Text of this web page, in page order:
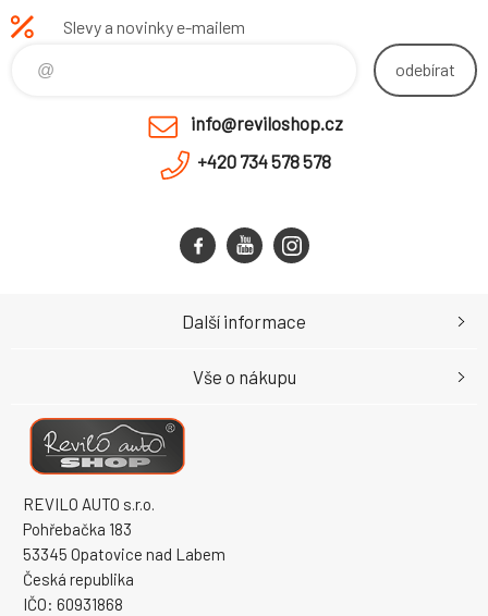
Slevy a novinky e-mailem
odebírat
info@reviloshop.cz
+420 734 578 578
REVILO AUTO s.r.o.
Pohřebačka 183
53345 Opatovice nad Labem
Česká republika
IČO: 60931868
Další informace
Vše o nákupu